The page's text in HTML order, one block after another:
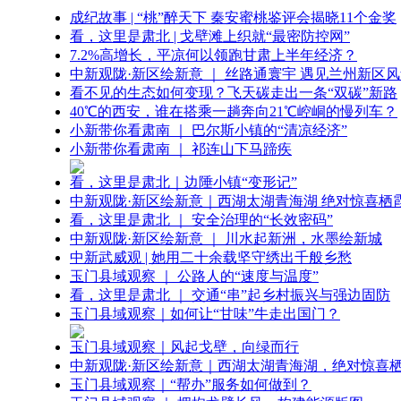
成纪故事 | “桃”醉天下 秦安蜜桃鉴评会揭晓11个金奖
看，这里是肃北 | 戈壁滩上织就“最密防控网”
7.2%高增长，平凉何以领跑甘肃上半年经济？
中新观陇·新区绘新意 ｜ 丝路通寰宇 遇见兰州新区
看不见的生态如何变现？飞天碳走出一条“双碳”新路
40℃的西安，谁在搭乘一趟奔向21℃崆峒的慢列车？
小新带你看肃南 ｜ 巴尔斯小镇的“清凉经济”
小新带你看肃南 ｜ 祁连山下马蹄疾
看，这里是肃北｜边陲小镇“变形记”
中新观陇·新区绘新意｜西湖太湖青海湖 绝对惊喜栖
看，这里是肃北 ｜ 安全治理的“长效密码”
中新观陇·新区绘新意 ｜ 川水起新洲，水墨绘新城
中新武威观 | 她用二十余载坚守绣出千般乡愁
玉门县域观察 ｜ 公路人的“速度与温度”
看，这里是肃北 ｜ 交通“串”起乡村振兴与强边固防
玉门县域观察｜如何让“甘味”牛走出国门？
玉门县域观察｜风起戈壁，向绿而行
中新观陇·新区绘新意｜西湖太湖青海湖，绝对惊喜
玉门县域观察｜“帮办”服务如何做到？